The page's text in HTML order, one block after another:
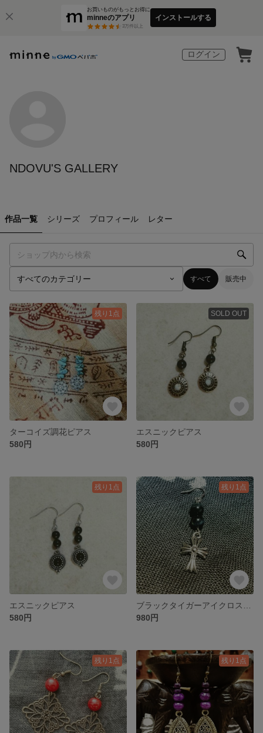
お買いものがもっとお得に
minneのアプリ
3万件以上
インストールする
ログイン
NDOVU'S GALLERY
作品一覧 シリーズ プロフィール レター
すべて 販売中
残り1点
ターコイズ調花ピアス
580円
SOLD OUT
エスニックピアス
580円
残り1点
エスニックピアス
580円
残り1点
980円
残り1点 残り1点